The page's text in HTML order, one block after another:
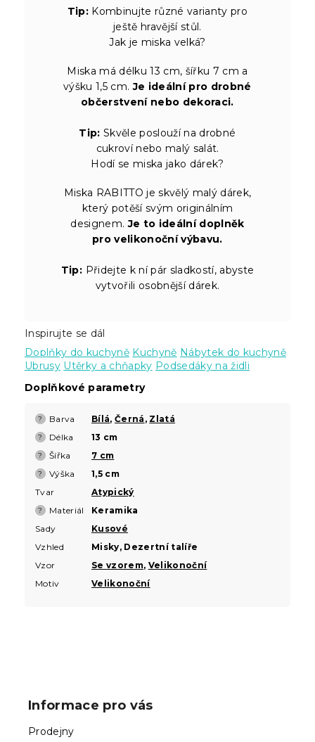
Tip: Kombinujte různé varianty pro
ještě hravější stůl.
Jak je miska velká?
Miska má délku 13 cm, šířku 7 cm a
výšku 1,5 cm.Je ideální pro drobné
občerstvení nebo dekoraci.
Tip: Skvěle poslouží na drobné
cukroví nebo malý salát.
Hodí se miska jako dárek?
Miska RABITTO je skvělý malý dárek,
který potěší svým originálním
designem.Je to ideální doplněk
pro velikonoční výbavu.
Tip: Přidejte k ní pár sladkostí, abyste
vytvořili osobnější dárek.
Inspirujte se dál
Doplňky do kuchyně Kuchyně Nábytek do kuchyně
Ubrusy Utěrky a chňapky Podsedáky na židli
Doplňkové parametry
? Barva Bílá,Černá , Zlatá
? Délka 13 cm
? Šířka 7 cm
? Výška
1,5 cm
Tvar
Atypický
? Materiál
Keramika
Sady
Kusové
Vzhled
Misky, Dezertní talíře
Vzor
Se vzorem, Velikonoční
Motiv
Velikonoční
Informace pro vás
Prodejny